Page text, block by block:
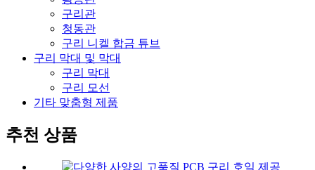
구리관
청동관
구리 니켈 합금 튜브
구리 막대 및 막대
구리 막대
구리 모선
기타 맞춤형 제품
추천 상품